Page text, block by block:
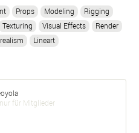
Props Modeling
Rigging
Texturing Visual Effects
Render
Lineart
für Mitglieder